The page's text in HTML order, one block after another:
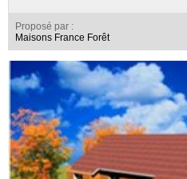
Proposé par :
Maisons France Forêt